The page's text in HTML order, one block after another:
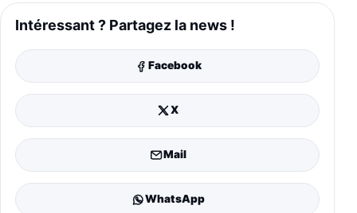
Intéressant ? Partagez la news !
Facebook
X
Mail
WhatsApp